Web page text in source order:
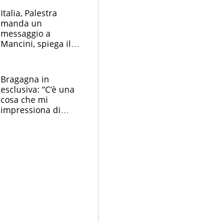
tabellone
Italia, Palestra
manda un
messaggio a
Mancini, spiega il
l'alleanza con
Donnarumma
Bragagna in
esclusiva: “C’è una
cosa che mi
impressiona di